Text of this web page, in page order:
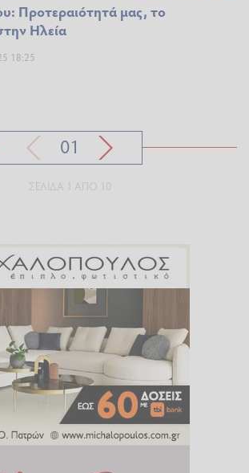
Προτεραιότητά μας, το
Ηλεία
18:25
01
ΣΕΛΊΔΑ 1 ΑΠΌ 10